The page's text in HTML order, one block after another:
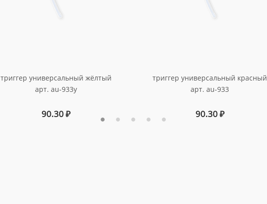
триггер универсальный жёлтый
арт. au-933y
90.30₽
триггер универсальный красный
арт. au-933
90.30₽